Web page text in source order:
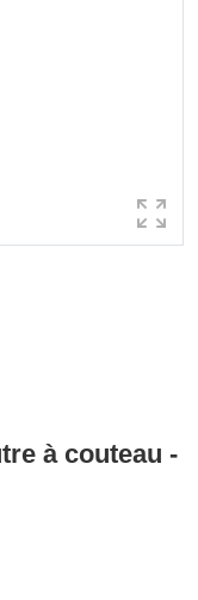
à couteau -